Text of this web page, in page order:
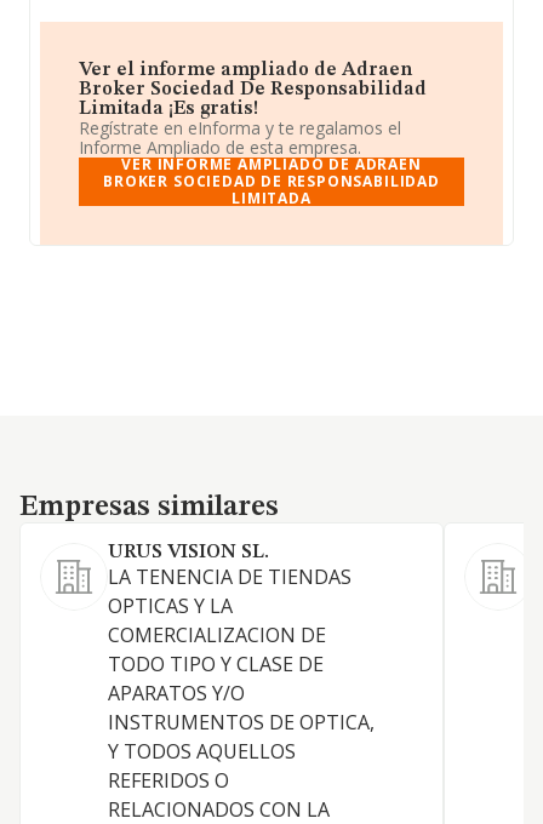
Ver el informe ampliado de Adraen
Broker Sociedad De Responsabilidad
Limitada ¡Es gratis!
Regístrate en eInforma y te regalamos el
Informe Ampliado de esta empresa.
VER INFORME AMPLIADO DE ADRAEN
BROKER SOCIEDAD DE RESPONSABILIDAD
LIMITADA
Empresas similares
Empresas similares
URUS VISION SL.
LA TENENCIA DE TIENDAS
OPTICAS Y LA
COMERCIALIZACION DE
TODO TIPO Y CLASE DE
APARATOS Y/O
INSTRUMENTOS DE OPTICA,
Y TODOS AQUELLOS
REFERIDOS O
RELACIONADOS CON LA